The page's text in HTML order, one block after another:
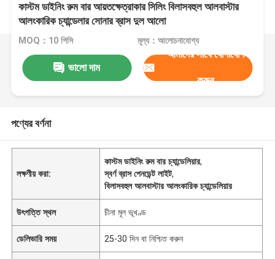
কাস্টম ডাইনিং রুম বার আয়তক্ষেত্রাকার সিলিং বিলাসবহুল আলবাস্টার
আলংকারিক চ্যান্ডেলার সোনার ব্রাস দুল আলো
MOQ：10 পিসি মূল্য：আলোচনাযোগ্য
ভালো দাম
আমাদের সাথে যোগাযোগ
করুন
পণ্যের বর্ণনা
লক্ষণীয় করা:
কাস্টম ডাইনিং রুম বার চ্যান্ডেলিয়ার,
স্বর্ণ ব্রাস পেনডেন্ট লাইট,
বিলাসবহুল আলবাস্টার আলংকারিক চ্যান্ডেলিয়ার
উৎপত্তি স্থল চীনা মূল ভূখণ্ড
ডেলিভারি সময় 25-30 দিন বা নিশ্চিত করুন